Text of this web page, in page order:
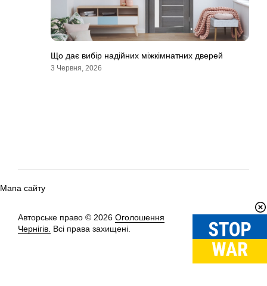
Що дає вибір надійних міжкімнатних дверей
3 Червня, 2026
Мапа сайту
Авторське право © 2026 Оголошення
Чернігів. Всі права захищені.
Вгору↑